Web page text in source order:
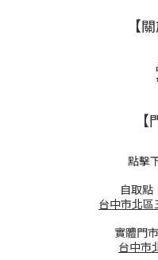
【
點擊
自取點
台中市北
實體門
台中市